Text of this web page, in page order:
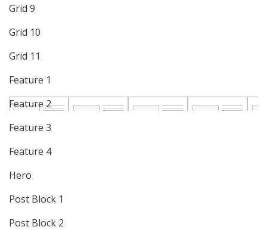
JOSEY DÉVOILE « LE MONDE EST À NOUS » : UN CLIP
INTIMISTE QUI MET EN LUMIÈRE SON MARI DIÉ.
AVANT-PREMIÈRE À PARIS : BEHIND THE SILENCE,
LE NOUVEAU DRAME DE YANNICK BANDOLO
Grid 9
Grid 10
Grid 11
Feature 1
Feature 2
Feature 3
Feature 4
Hero
Post Block 1
Post Block 2